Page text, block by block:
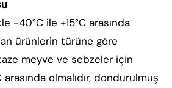
-40°C ile +15°C arasında
ürünlerin türüne göre
meyve ve sebzeler için
arasında olmalıdır, dondurulmuş